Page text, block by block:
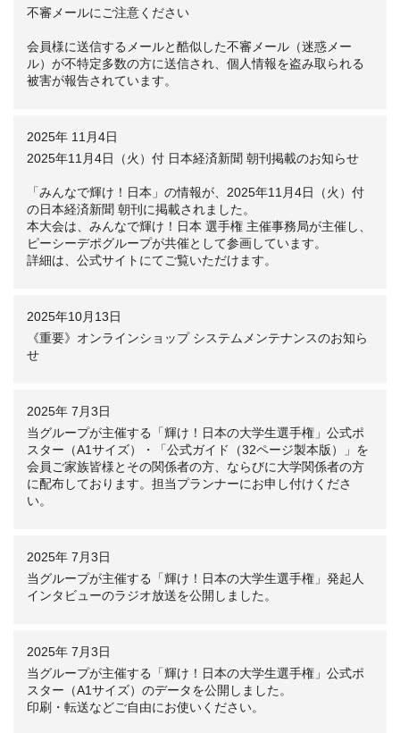
不審メールにご注意ください
会員様に送信するメールと酷似した不審メール（迷惑メー
ル）が不特定多数の方に送信され、個人情報を盗み取られる
被害が報告されています。
2025年 11月4日
2025年11月4日（火）付 日本経済新聞 朝刊掲載のお知らせ
「みんなで輝け！日本」の情報が、2025年11月4日（火）付
の日本経済新聞 朝刊に掲載されました。
本大会は、みんなで輝け！日本 選手権 主催事務局が主催し、
ピーシーデポグループが共催として参画しています。
詳細は、公式サイトにてご覧いただけます。
2025年10月13日
《重要》オンラインショップ システムメンテナンスのお知ら
せ
2025年 7月3日
当グループが主催する「輝け！日本の大学生選手権」公式ポ
スター（A1サイズ）・「公式ガイド（32ページ製本版）」を
会員ご家族皆様とその関係者の方、ならびに大学関係者の方
に配布しております。担当プランナーにお申し付けくださ
い。
2025年 7月3日
当グループが主催する「輝け！日本の大学生選手権」発起人
インタビューのラジオ放送を公開しました。
2025年 7月3日
当グループが主催する「輝け！日本の大学生選手権」公式ポ
スター（A1サイズ）のデータを公開しました。
印刷・転送などご自由にお使いください。